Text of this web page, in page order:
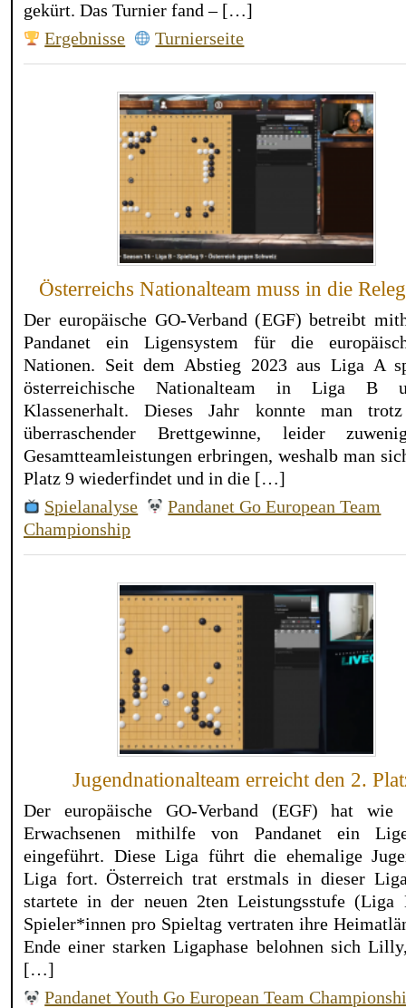
gekürt. Das Turnier fand – […]
Ergebnisse
Turnierseite
Österreichs Nationalteam muss in die
Der europäische GO-Verband (EGF) betreibt
Pandanet ein Ligensystem für die
Nationen. Seit dem Abstieg 2023 aus Liga A
österreichische Nationalteam in Liga B
Klassenerhalt. Dieses Jahr konnte man
überraschender Brettgewinne, leider
Gesamtteamleistungen erbringen, weshalb man
Platz 9 wiederfindet und in die […]
Spielanalyse
Pandanet Go European Team
Championship
Jugendnationalteam erreicht den 2.
Der europäische GO-Verband (EGF) hat
Erwachsenen mithilfe von Pandanet ein
eingeführt. Diese Liga führt die ehemalige
Liga fort. Österreich trat erstmals in dieser
startete in der neuen 2ten Leistungsstufe
Spieler*innen pro Spieltag vertraten ihre
Ende einer starken Ligaphase belohnen sich
[…]
Pandanet Youth Go European Team